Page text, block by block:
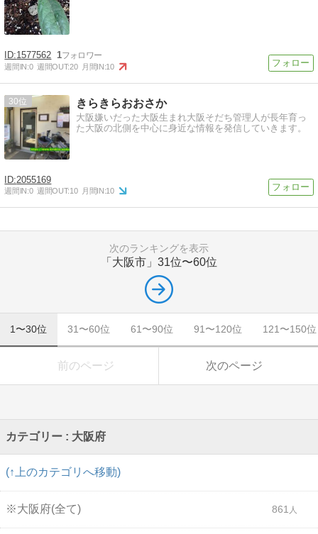
1577562 1
週間IN:0 週間OUT:20 月間IN:10
30 きらきらおおさか
大阪嫌いだった大阪生まれ大阪そだち管理人が長年育っ
た大阪の北側を中心に身近な情報を発信していきます。
2055169
週間IN:0 週間OUT:10 月間IN:10
次のランキングを表示
「大阪市」 31位〜60位
1〜30位 31〜60位 61〜90位 91〜120位 121〜150位
前のページ 次のページ
カテゴリー : 大阪府
(↑上のカテゴリへ移動)
※大阪府(全て) 861